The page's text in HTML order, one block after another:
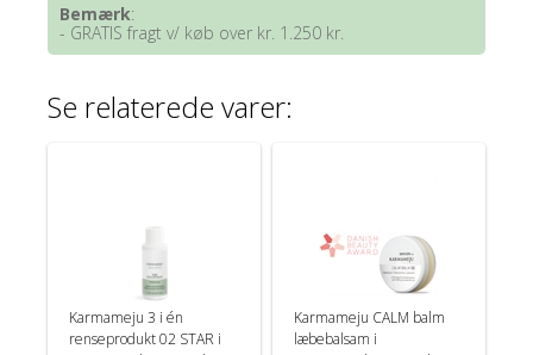
Bemærk:
- GRATIS fragt v/ køb over kr. 1.250 kr.
Se relaterede varer:
Karmameju 3 i én
renseprodukt 02 STAR i
Karmameju CALM balm
læbebalsam i